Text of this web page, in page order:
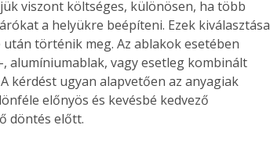
viszont költséges, különösen, ha több
a helyükre beépíteni. Ezek kiválasztása
történik meg. Az ablakok esetében
alumíniumablak, vagy esetleg kombinált
kérdést ugyan alapvetően az anyagiak
előnyös és kevésbé kedvező
döntés előtt.